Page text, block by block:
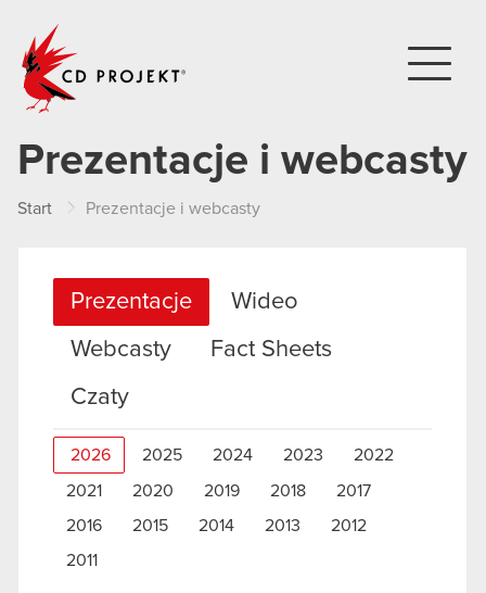
Prezentacje i webcasty
Start Prezentacje i webcasty
Prezentacje
Wideo
Webcasty
Fact Sheets
Czaty
2026 2025 2024 2023 2022
2021 2020 2019 2018
2017
2016
2015 2014 2013
2012
2011